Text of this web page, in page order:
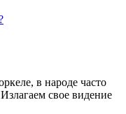
в народе часто
свое видение